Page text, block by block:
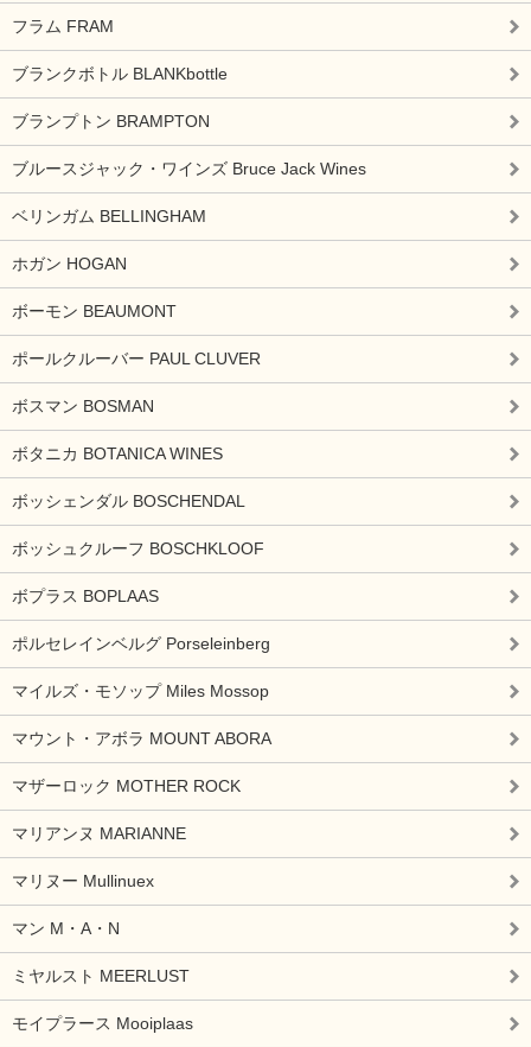
フラム FRAM
ブランクボトル BLANKbottle
ブランプトン BRAMPTON
ブルースジャック・ワインズ Bruce Jack Wines
ベリンガム BELLINGHAM
ホガン HOGAN
ボーモン BEAUMONT
ポールクルーバー PAUL CLUVER
ボスマン BOSMAN
ボタニカ BOTANICA WINES
ボッシェンダル BOSCHENDAL
ボッシュクルーフ BOSCHKLOOF
ボプラス BOPLAAS
ポルセレインベルグ Porseleinberg
マイルズ・モソップ Miles Mossop
マウント・アボラ MOUNT ABORA
マザーロック MOTHER ROCK
マリアンヌ MARIANNE
マリヌー Mullinuex
マン M・A・N
ミヤルスト MEERLUST
モイプラース Mooiplaas